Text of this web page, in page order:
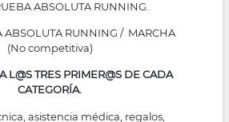
ABSOLUTA RUNNING.
ABSOLUTA RUNNING / MARCHA
(No competitiva)
L@S TRES PRIMER@S DE CADA
CATEGORÍA.
asistencia médica, regalos,